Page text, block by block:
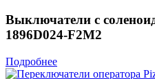
Выключатели с
1896D024-F2M2
Подробнее